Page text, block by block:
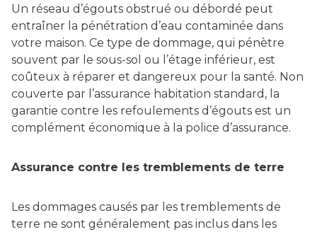
Un réseau d’égouts obstrué ou débordé peut
entraîner la pénétration d’eau contaminée dans
votre maison. Ce type de dommage, qui pénètre
souvent par le sous-sol ou l’étage inférieur, est
coûteux à réparer et dangereux pour la santé. Non
couverte par l’assurance habitation standard, la
garantie contre les refoulements d’égouts est un
complément économique à la police d’assurance.
Assurance contre les tremblements de terre
Les dommages causés par les tremblements de
terre ne sont généralement pas inclus dans les